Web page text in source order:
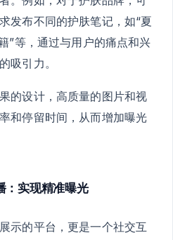
发布不同的护肤笔记，如“夏
”等，通过与用户的痛点和兴
吸引力。
的设计，高质量的图片和视
和停留时间，从而增加曝光
：实现精准曝光
示的平台，更是一个社交互